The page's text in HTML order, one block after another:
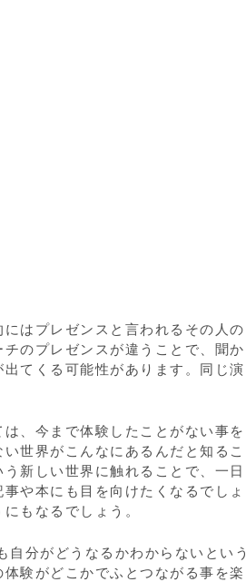
はプレゼンスと言われるその人の
のプレゼンスが違うことで、聞か
てくる可能性があります。同じ演
、今まで体験したことがない事を
世界がこんなにあるんだと知るこ
新しい世界に触れることで、一日
や本にも目を向けたくなるでしょ
もなるでしょう。
分がどうなるかわからないという
験がどこかでふとつながる事を楽